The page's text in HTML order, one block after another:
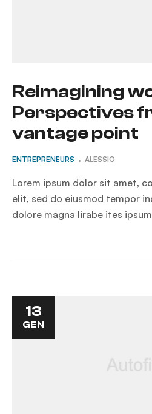
Reimagining
Perspectives
vantage point
ENTREPRENEURS ALESSIO
Lorem ipsum dolor sit amet,
elit, sed do eiusmod tempor
dolore magna lirabe ites
13
GEN